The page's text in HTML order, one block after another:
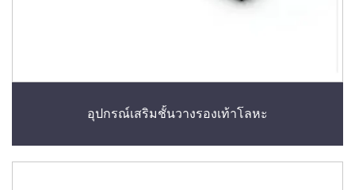
อุปกรณ์เสริมชั้นวางรองเท้าโลหะ